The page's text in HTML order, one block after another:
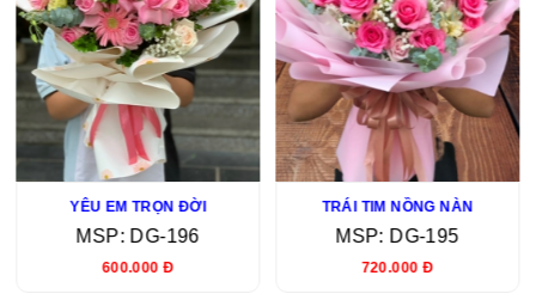
YÊU EM TRỌN ĐỜI
MSP: DG-196
600.000 Đ
TRÁI TIM NỒNG NÀN
MSP: DG-195
720.000 Đ